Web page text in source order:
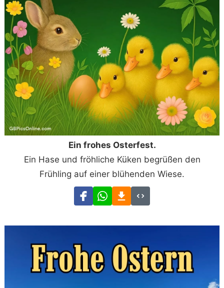
Ein frohes Osterfest.
Ein Hase und fröhliche Küken begrüßen den
Frühling auf einer blühenden Wiese.